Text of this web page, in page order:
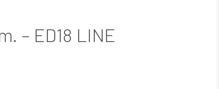
– ED18 LINE